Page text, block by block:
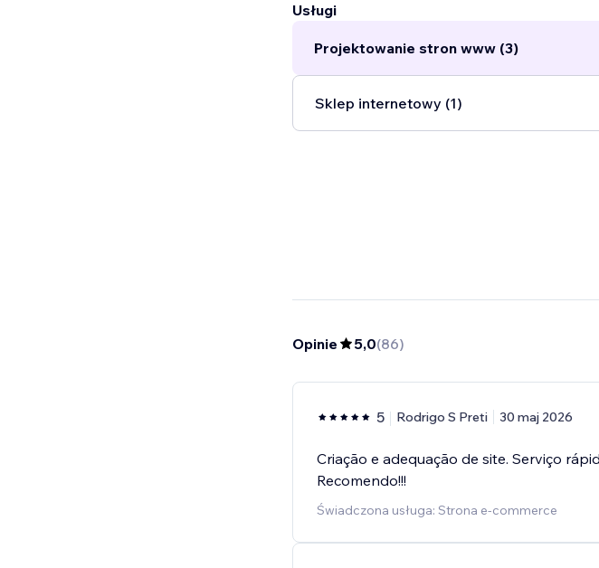
Usługi
Projektowanie stron www (3)
Sklep internetowy (1)
Opinie 5,0(86)
5 Rodrigo S Preti 30 maj 2026
Criação e adequação de site. Serviço
Recomendo!!!
Świadczona usługa: Strona e-commerce